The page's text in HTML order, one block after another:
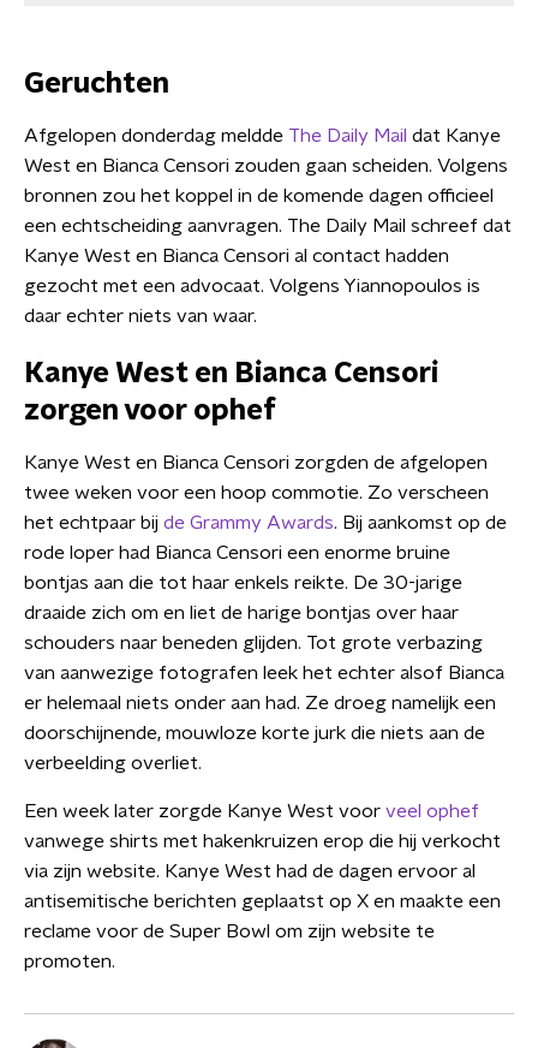
Geruchten
Afgelopen donderdag meldde The Daily Mail dat Kanye
West en Bianca Censori zouden gaan scheiden. Volgens
bronnen zou het koppel in de komende dagen officieel
een echtscheiding aanvragen. The Daily Mail schreef dat
Kanye West en Bianca Censori al contact hadden
gezocht met een advocaat. Volgens Yiannopoulos is
daar echter niets van waar.
Kanye West en Bianca Censori
zorgen voor ophef
Kanye West en Bianca Censori zorgden de afgelopen
twee weken voor een hoop commotie. Zo verscheen
het echtpaar bij de Grammy Awards. Bij aankomst op de
rode loper had Bianca Censori een enorme bruine
bontjas aan die tot haar enkels reikte. De 30-jarige
draaide zich om en liet de harige bontjas over haar
schouders naar beneden glijden. Tot grote verbazing
van aanwezige fotografen leek het echter alsof Bianca
er helemaal niets onder aan had. Ze droeg namelijk een
doorschijnende, mouwloze korte jurk die niets aan de
verbeelding overliet.
Een week later zorgde Kanye West voor veel ophef
vanwege shirts met hakenkruizen erop die hij verkocht
via zijn website. Kanye West had de dagen ervoor al
antisemitische berichten geplaatst op X en maakte een
reclame voor de Super Bowl om zijn website te
promoten.